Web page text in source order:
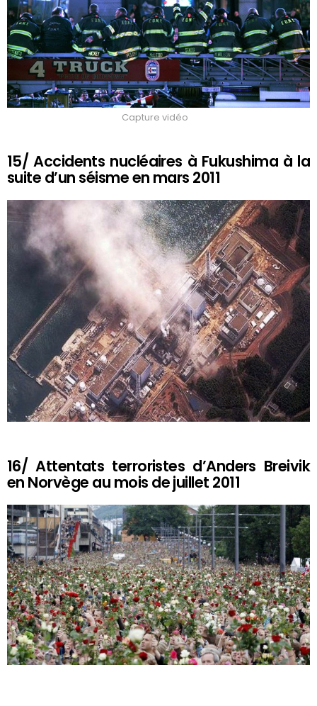
Capture vidéo
15/ Accidents nucléaires à Fukushima à la
suite d’un séisme en mars 2011
16/ Attentats terroristes d’Anders Breivik
en Norvège au mois de juillet 2011